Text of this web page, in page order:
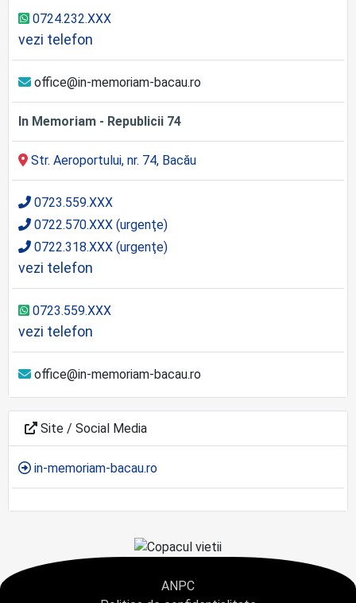
0724.232.XXX
vezi telefon
office@in-memoriam-bacau.ro
In Memoriam - Republicii 74
Str. Aeroportului, nr. 74, Bacău
0723.559.XXX
0722.570.XXX (urgenţe)
0722.318.XXX (urgenţe)
vezi telefon
0723.559.XXX
vezi telefon
office@in-memoriam-bacau.ro
Site / Social Media
in-memoriam-bacau.ro
ANPC